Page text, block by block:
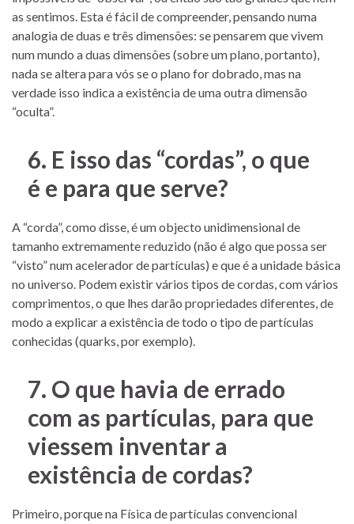
as sentimos. Esta é fácil de compreender, pensando numa
analogia de duas e três dimensões: se pensarem que vivem
num mundo a duas dimensões (sobre um plano, portanto),
nada se altera para vós se o plano for dobrado, mas na
verdade isso indica a existência de uma outra dimensão
“oculta”.
6. E isso das “cordas”, o que
é e para que serve?
A “corda”, como disse, é um objecto unidimensional de
tamanho extremamente reduzido (não é algo que possa ser
“visto” num acelerador de partículas) e que é a unidade básica
no universo. Podem existir vários tipos de cordas, com vários
comprimentos, o que lhes darão propriedades diferentes, de
modo a explicar a existência de todo o tipo de partículas
conhecidas (quarks, por exemplo).
7. O que havia de errado
com as partículas, para que
viessem inventar a
existência de cordas?
Primeiro, porque na Física de partículas convencional